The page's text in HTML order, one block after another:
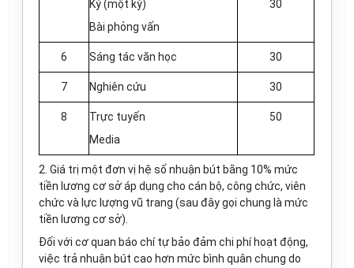
Ký (một kỳ)
Bài phỏng vấn
30
6 Sáng tác văn học 30
7 Nghiên cứu 30
8
Trực tuyến
Media
50
2. Giá trị một đơn vị hệ số nhuận bút bằng 10% mức
tiền ương cơ sở áp dụng cho cán bộ, công chức, viên
chức và lực lượng vũ trang (sau đây gọi chung là mức
tiền lương cơ sở).
Đối với cơ quan báo chí tự bảo đảm chi phí hoạt động,
việc trả nhuận bút cao hơn mức bình quân chung do